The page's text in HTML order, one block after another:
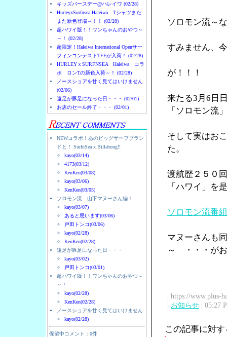
キッズバースデー@ハレイワ (02/28)
HurleyxSurfnsea Haleiwa Tシャツまた
また新色登場～！！ (02/28)
超ハワイ版！！ワンちゃんのおやつ～
～！ (02/28)
超限定！Haleiwa International Openサー
フィンコンテストTEEが入荷！ (02/28)
HURLEYｘSURFNSEA Haleiwa コラ
ボ ロンTの新色入荷～！ (02/28)
ノースショアを甘く見てはいけません
(02/06)
遠足が豚足になった日・・・ (02/01)
お店のセール終了・・・ (02/01)
NEWコラボ！あのビッグサーフブラン
ドと！ SurfnSea x Billabong!!
kayo(03/14)
4173(03/12)
KenKen(03/08)
kayo(03/06)
KenKen(03/05)
ソロモン流 山下マヌーさん編！
kayo(03/07)
あると思います(03/06)
戸田トンコ(03/06)
kayo(02/28)
KenKen(02/28)
遠足が豚足になった日・・・
kayo(03/02)
戸田トンコ(03/01)
超ハワイ版！！ワンちゃんのおやつ～
～！
kayo(02/28)
KenKen(02/28)
ノースショアを甘く見てはいけません
kayo(02/28)
保留中コメント：0件
ソロモン流～
すみません、
が！！！
来たる3月6日
「ソロモン流
そして実はお
た。
渡航歴２５０
「ハワイ」を
ソロモン流番
マヌーさんも
～ ・・・がお
| https://www.plus-
| お知らせ | 05:27
この記事に対